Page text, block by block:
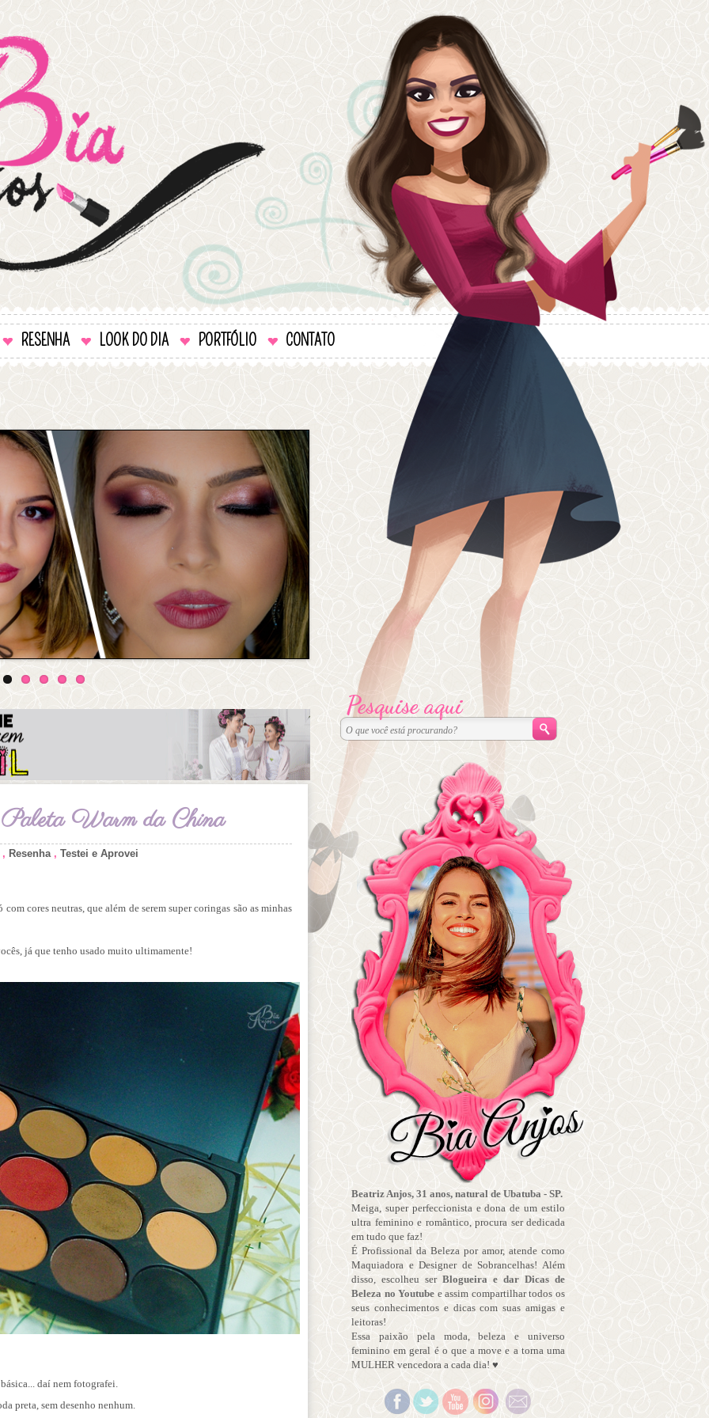
RESENHA LOOK DO DIA PORTFÓLIO CONTATO
Warm da China
, Resenha, Testei e Aprovei
cores neutras, que além de serem super coringas são as minhas
já que tenho usado muito ultimamente!
daí nem fotografei.
preta, sem desenho nenhum.
Pesquise aqui
Beatriz Anjos, 31 anos, natural de Ubatuba - SP.
Meiga, super perfeccionista e dona de um estilo
ultra feminino e romântico, procura ser dedicada
em tudo que faz!
É Profissional da Beleza por amor, atende como
Maquiadora e Designer de Sobrancelhas! Além
disso, escolheu ser Blogueira e dar Dicas de
Beleza no Youtube e assim compartilhar todos os
seus conhecimentos e dicas com suas amigas e
leitoras!
Essa paixão pela moda, beleza e universo
feminino em geral é o que a move e a torna uma
MULHER vencedora a cada dia! ♥